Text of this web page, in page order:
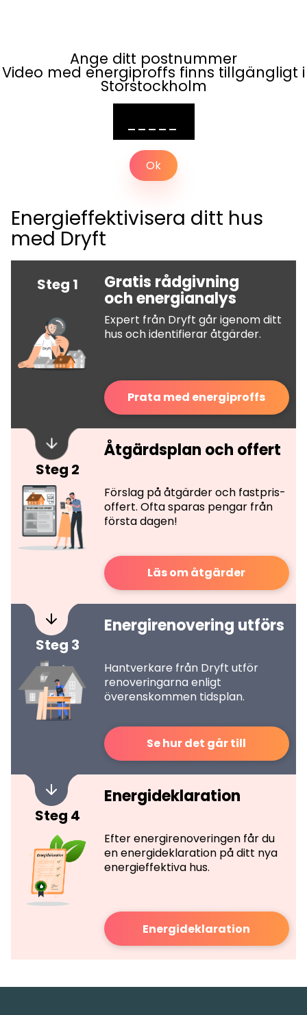
Ange ditt postnummer
Video med energiproffs finns tillgängligt i
Storstockholm
Ok
Energieffektivisera ditt hus
med Dryft
Steg 1 Gratis rådgivning
och energianalys
Expert från Dryft går igenom ditt
hus och identifierar åtgärder.
Prata med energiproffs
Steg 2
Åtgärdsplan och offert
Förslag på åtgärder och fastpris-
offert. Ofta sparas pengar från
första dagen!
Läs om åtgärder
Steg 3
Energirenovering utförs
Hantverkare från Dryft utför
renoveringarna enligt
överenskommen tidsplan.
Se hur det går till
Steg 4
Energideklaration
Efter energirenoveringen får du
en energideklaration på ditt nya
energieffektiva hus.
Energideklaration